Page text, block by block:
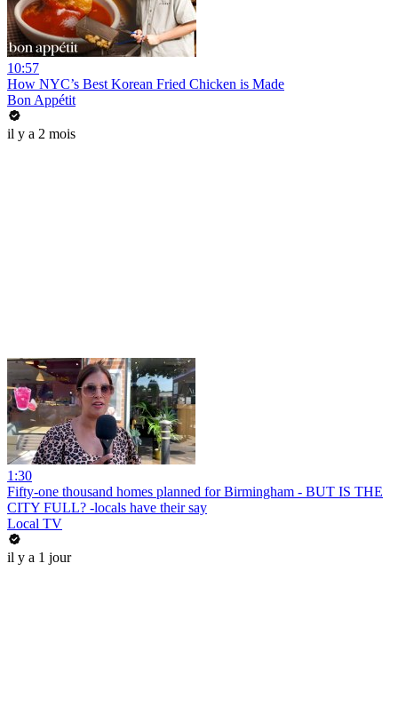
10:57
How NYC’s Best Korean Fried Chicken is Made
Bon Appétit
il y a 2 mois
1:30
Fifty-one thousand homes planned for Birmingham - BUT IS THE
CITY FULL? -locals have their say
Local TV
il y a 1 jour